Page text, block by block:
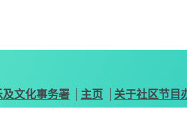
及文化事务署 主页 关于社区节目